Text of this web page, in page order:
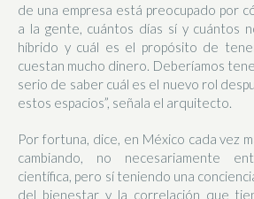
de una empresa está preocupado por
a la gente, cuántos días sí y cuántos
híbrido y cuál es el propósito de
cuestan mucho dinero. Deberíamos
serio de saber cuál es el nuevo rol
estos espacios”, señala el arquitecto.
Por fortuna, dice, en México cada vez
cambiando, no necesariamente
científica, pero sí teniendo una
del bienestar y la correlación que